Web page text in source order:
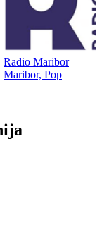
Radio Maribor
Maribor, Pop